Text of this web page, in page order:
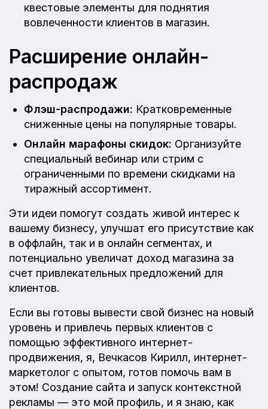
квестовые элементы для поднятия
вовлеченности клиентов в магазин.
Расширение онлайн-
распродаж
Флэш-распродажи: Кратковременные
сниженные цены на популярные товары.
Онлайн марафоны скидок: Организуйте
специальный вебинар или стрим с
ограниченными по времени скидками на
тиражный ассортимент.
Эти идеи помогут создать живой интерес к
вашему бизнесу, улучшат его присутствие как
в оффлайн, так и в онлайн сегментах, и
потенциально увеличат доход магазина за
счет привлекательных предложений для
клиентов.
Если вы готовы вывести свой бизнес на новый
уровень и привлечь первых клиентов с
помощью эффективного интернет-
продвижения, я, Вечкасов Кирилл, интернет-
маркетолог с опытом, готов помочь вам в
этом! Создание сайта и запуск контекстной
рекламы — это мой профиль, и я знаю, как